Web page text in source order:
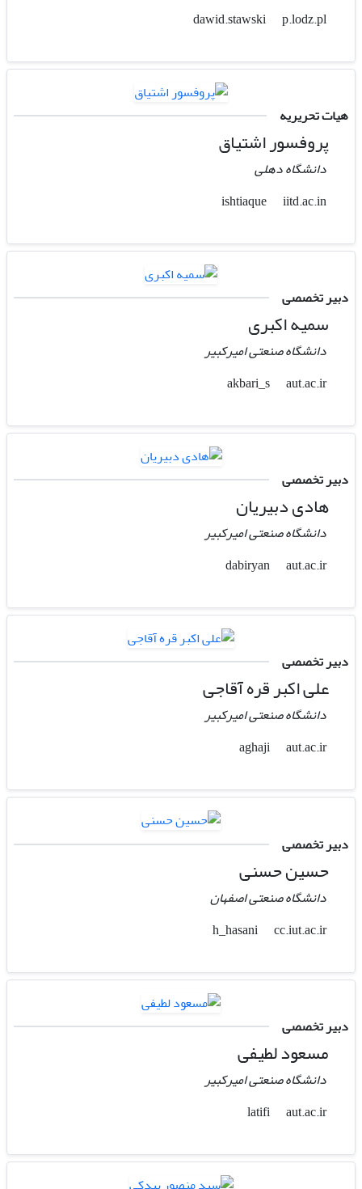
p.lodz.pl
هیات تحریریه
پروفسور اشتیاق
دانشگاه دهلی
iitd.ac.in
دبیر تخصصی
سمیه اکبری
دانشگاه صنعتی امیرکبیر
akbari_s
aut.ac.ir
دبیر تخصصی
هادی دبیریان
دانشگاه صنعتی امیرکبیر
dabiryan
aut.ac.ir
دبیر تخصصی
علی اکبر قره آقاجی
دانشگاه صنعتی امیرکبیر
aghaji
aut.ac.ir
دبیر تخصصی
حسین حسنی
دانشگاه صنعتی اصفهان
h_hasani
cc.iut.ac.ir
دبیر تخصصی
مسعود لطیفی
دانشگاه صنعتی امیرکبیر
latifi
aut.ac.ir